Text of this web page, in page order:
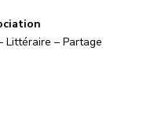
Littéraire – Partage